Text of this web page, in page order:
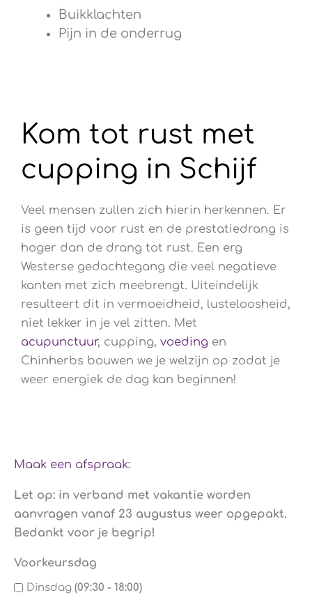
Buikklachten
Pijn in de onderrug
Kom tot rust met
cupping in Schijf
Veel mensen zullen zich hierin herkennen. Er
is geen tijd voor rust en de prestatiedrang is
hoger dan de drang tot rust. Een erg
Westerse gedachtegang die veel negatieve
kanten met zich meebrengt. Uiteindelijk
resulteert dit in vermoeidheid, lusteloosheid,
niet lekker in je vel zitten. Met
acupunctuur, cupping, voeding en
Chinherbs bouwen we je welzijn op zodat je
weer energiek de dag kan beginnen!
Maak een afspraak:
Let op: in verband met vakantie worden
aanvragen vanaf 23 augustus weer opgepakt.
Bedankt voor je begrip!
Voorkeursdag
Dinsdag (09:30 - 18:00)